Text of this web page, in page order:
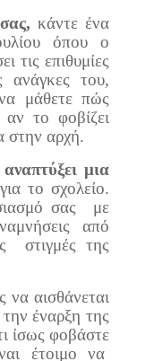
κάντε ένα
όπου ο
τις επιθυμίες
ανάγκες του,
μάθετε πώς
το φοβίζει
στην αρχή.
μια
το σχολείο.
σας
με
από
στιγμές της
να αισθάνεται
την έναρξη της
ίσως φοβάστε
έτοιμο να